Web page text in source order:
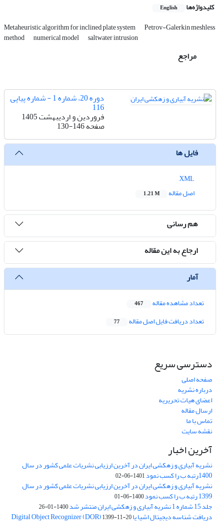
کلیدواژه‌ها English
Metaheuristic algorithm for inclined plate system Petrov-Galerkin meshless
method numerical model saltwater intrusion
مراجع
دوره 20، شماره 1 - شماره پیاپی
116
فروردین و اردیبهشت 1405
صفحه130-146
فایل ها
اصل مقاله
1.21 M
هم رسانی
ارجاع به این مقاله
آمار
تعداد مشاهده مقاله 467
تعداد دریافت فایل اصل مقاله 77
دسترسی سریع
صفحه اصلی
درباره نشریه
اعضای هیات تحریریه
ارسال مقاله
تماس با ما
نقشه سایت
آخرین اخبار
نشریه آبیاری و زهکشی ایران در آخرین ارزیابی نشریات علمی کشور در سال
1400رتبه ب را کسب نمود 1401-06-02
نشریه آبیاری و زهکشی ایران در آخرین ارزیابی نشریات علمی کشور در سال
1399 رتبه ب را کسب نمود 1400-06-01
جلد 15 شماره 1 نشریه آبیاری و زهکشی ایران منتشر شد 1400-01-26
دریافت شناسه دیجیتال اشیا یا Digital Object Recognizer (DOR)1399-11-20